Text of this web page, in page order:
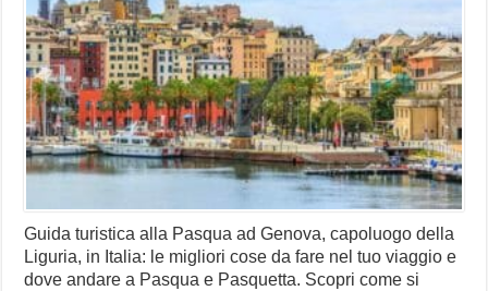
Guida turistica alla Pasqua ad Genova, capoluogo della
Liguria, in Italia: le migliori cose da fare nel tuo viaggio e
dove andare a Pasqua e Pasquetta. Scopri come si